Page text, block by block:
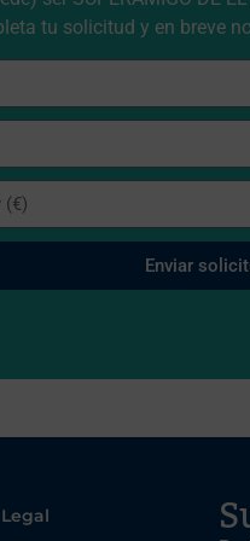
tu solicitud y en breve
Enviar
Legal